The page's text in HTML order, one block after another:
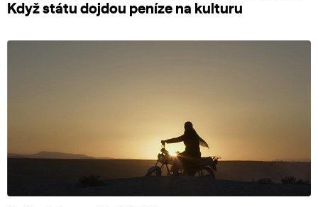
Když státu dojdou peníze na kulturu